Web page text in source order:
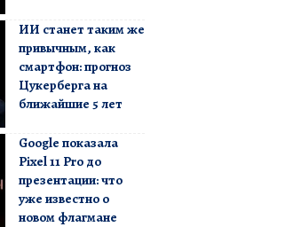
ИИ станет таким же
привычным, как
смартфон: прогноз
Цукерберга на
ближайшие 5 лет
Google показала
Pixel 11 Pro до
презентации: что
уже известно о
новом флагмане